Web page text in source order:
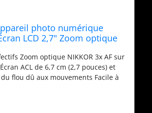
photo numérique
LCD 2,7" Zoom optique
Zoom optique NIKKOR 3x AF sur
ACL de 6,7 cm (2,7 pouces) et
flou dû aux mouvements Facile à
13,2 millions de pixels effectifs
AF sur le sujet principal intégré
et 230 000 pixels Réduction